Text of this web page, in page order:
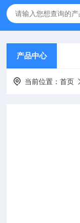
产品中心
当前位置：首页